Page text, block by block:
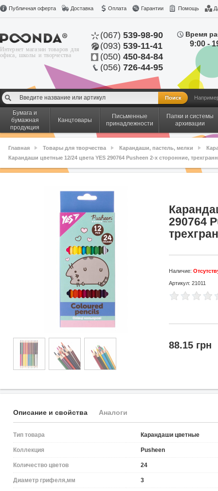
Публичная оферта Доставка Оплата Гарантии Помощь
Интернет магазин товаров для
офиса, школы и творчества
(067) 539-98-90
(093) 539-11-41
(050) 450-84-84
(056) 726-44-95
Время
9:00 -
Бумага и
бумажная
продукция
Канцтовары
Письменные
принадлежности
Папки и системы
архивации
Главная Товары для творчества Карандаши, пастель, мелки
Карандаши цветные 12/24 цвета YES 290764 Pusheen 2-х сторонние,
290764
Наличие:
Артикул: 21011
88.15 грн
Описание и свойства Аналоги
Тип товара Карандаши цветные
Коллекция Pusheen
Количество цветов 24
Диаметр грифеля,мм 3